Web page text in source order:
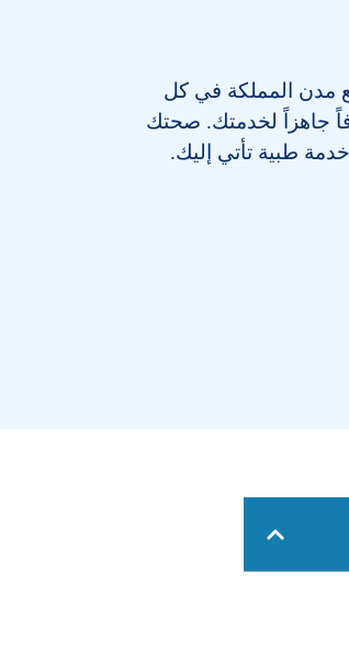
مدن المملكة في كل
جاهزاً لخدمتك. صحتك
خدمة طبية تأتي إليك.